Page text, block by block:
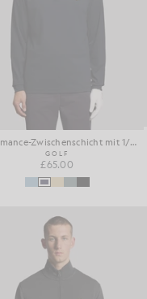
Performance-Zwischenschicht mit 1/4-Reißverschluss
GOLF
£65.00